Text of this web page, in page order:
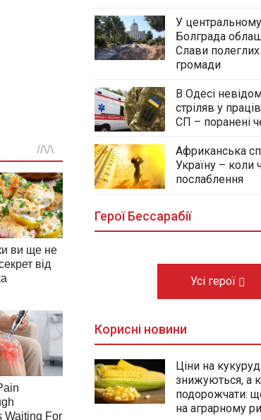
У
Болграда
Слави полеглих
громади
В Одесі
стріляв у
СП – поранені
Африканська
Україну – коли
послаблення
Герої Бессарабії
У центральному сквері
облаштовують Алею
полеглих Героїв громади
03.08.2026
Усі герої
Корисні новини
Ціни на
знижуються, а
подорожчати:
на аграрному